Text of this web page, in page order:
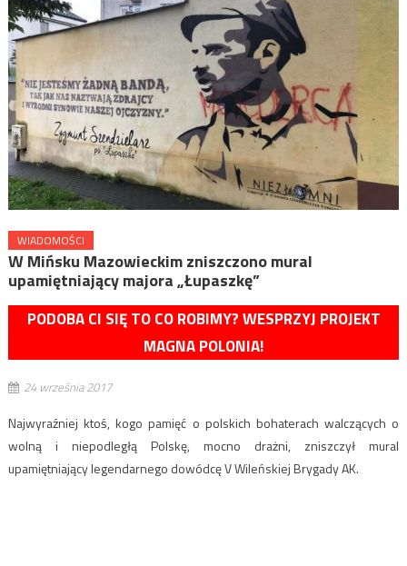
WIADOMOŚCI
W Mińsku Mazowieckim zniszczono mural
upamiętniający majora „Łupaszkę”
PODOBA CI SIĘ TO CO ROBIMY? WESPRZYJ PROJEKT
MAGNA POLONIA!
24 września 2017
Najwyraźniej ktoś, kogo pamięć o polskich bohaterach walczących o
wolną i niepodległą Polskę, mocno drażni, zniszczył mural
upamiętniający legendarnego dowódcę V Wileńskiej Brygady AK.